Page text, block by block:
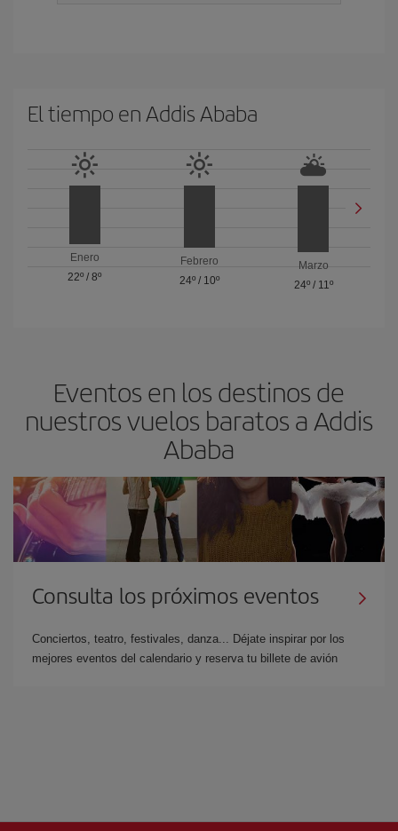
El tiempo en Addis Ababa
Enero
22º /8º
Febrero
24º/ 10º
Marzo
24º/ 11º
Eventos en los destinos de
nuestros vuelos baratos a Addis
Ababa
Consulta los próximos eventos
Conciertos, teatro, festivales, danza... Déjate inspirar por los
mejores eventos del calendario y reserva tu billete de avión